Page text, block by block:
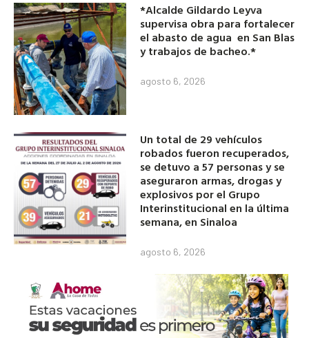
*Alcalde Gildardo Leyva
supervisa obra para fortalecer
el abasto de agua en San Blas
y trabajos de bacheo.*
agosto 6, 2026
Un total de 29 vehículos
robados fueron recuperados,
se detuvo a 57 personas y se
aseguraron armas, drogas y
explosivos por el Grupo
Interinstitucional en la última
semana, en Sinaloa
agosto 6, 2026